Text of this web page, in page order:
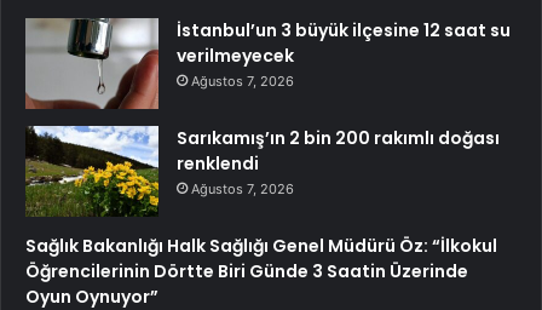
İstanbul’un 3 büyük ilçesine 12 saat su
verilmeyecek
Ağustos 7, 2026
Sarıkamış’ın 2 bin 200 rakımlı doğası
renklendi
Ağustos 7, 2026
Sağlık Bakanlığı Halk Sağlığı Genel Müdürü Öz: “İlkokul
Öğrencilerinin Dörtte Biri Günde 3 Saatin Üzerinde
Oyun Oynuyor”